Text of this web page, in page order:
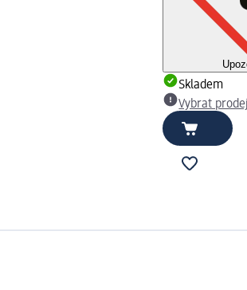
Skladem
Vybrat